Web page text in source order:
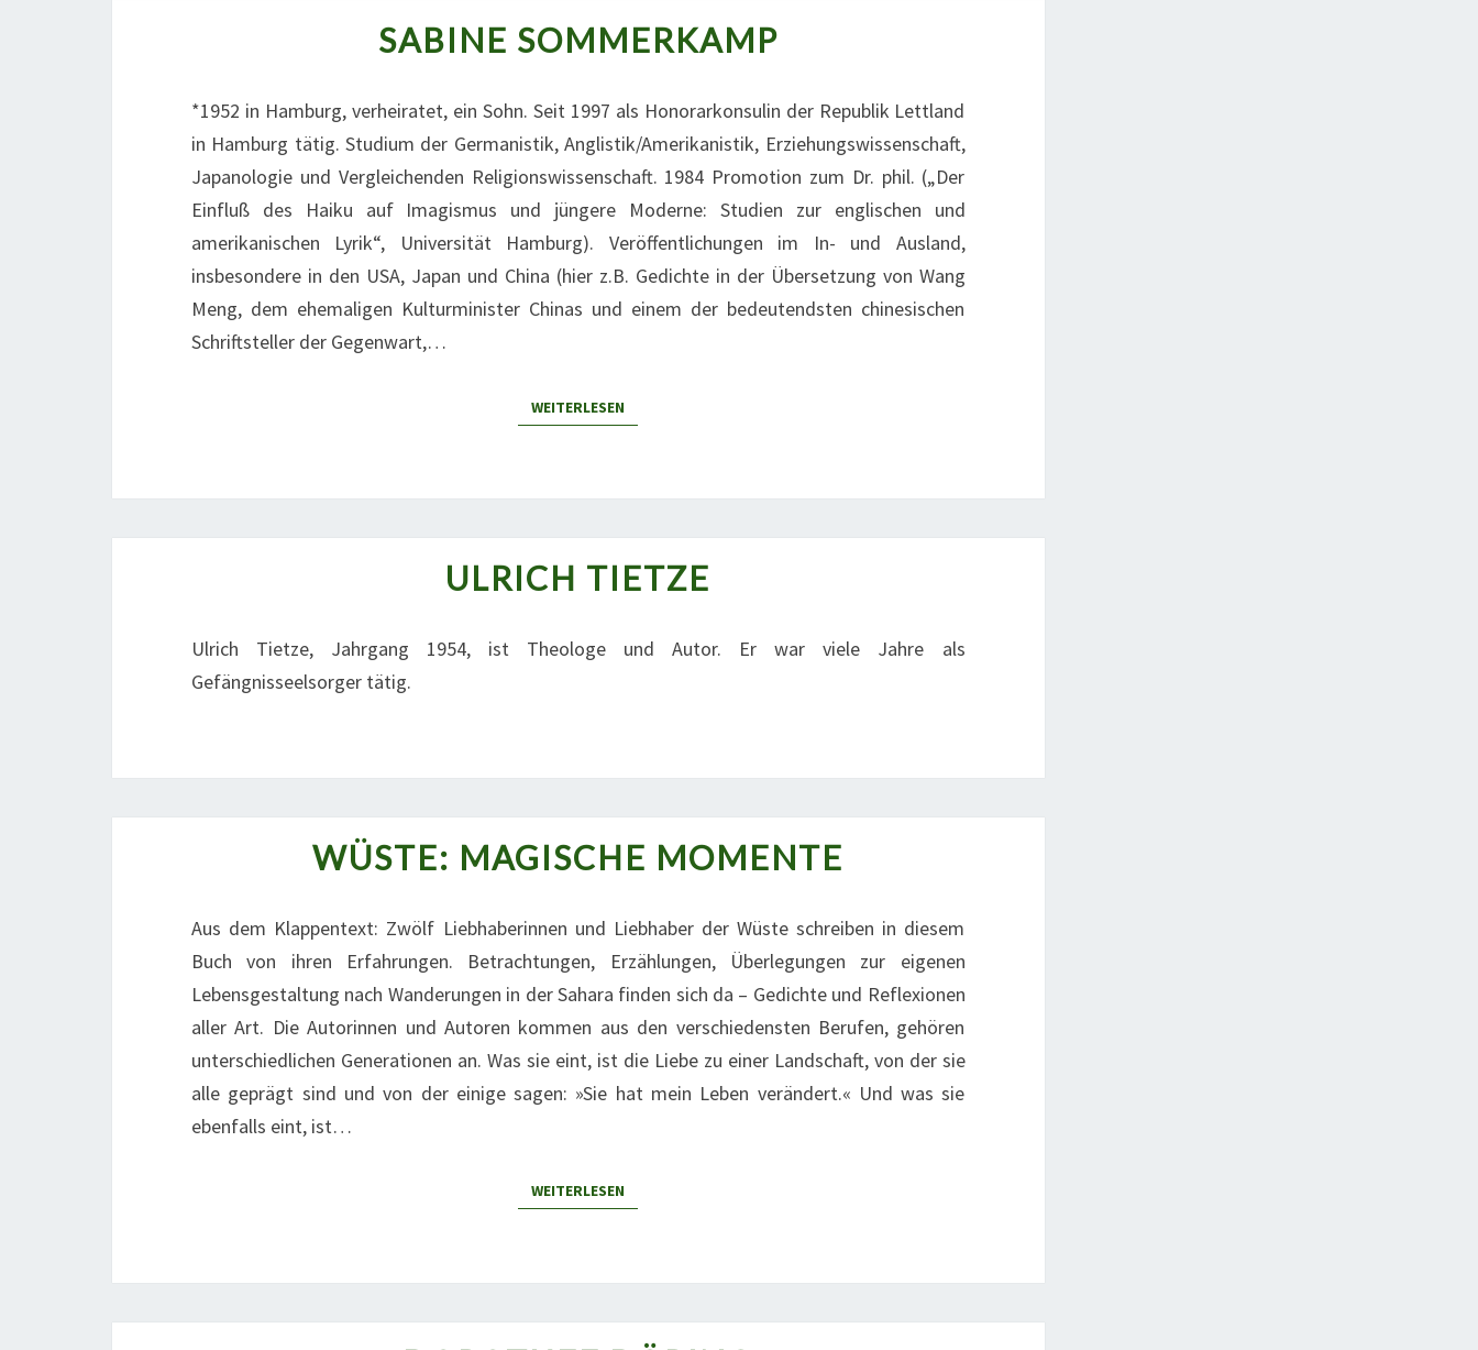
SABINE
SABINE SOMMERKAMP
*1952 in Hamburg, verheiratet, ein Sohn. Seit 1997 als Honorarkonsulin der Republik Lettland
in Hamburg tätig. Studium der Germanistik, Anglistik/Amerikanistik, Erziehungswissenschaft,
Japanologie und Vergleichenden Religionswissenschaft. 1984 Promotion zum Dr. phil. („Der
Einfluß des Haiku auf Imagismus und jüngere Moderne: Studien zur englischen und
amerikanischen Lyrik“, Universität Hamburg). Veröffentlichungen im In- und Ausland,
insbesondere in den USA, Japan und China (hier z.B. Gedichte in der Übersetzung von Wang
Meng, dem ehemaligen Kulturminister Chinas und einem der bedeutendsten chinesischen
Schriftsteller der Gegenwart,…
WEITERLESEN
ULRICH
ULRICH TIETZE
Ulrich Tietze, Jahrgang 1954, ist Theologe und Autor. Er war viele Jahre als
Gefängnisseelsorger tätig.
WÜSTE:
MOMENTE
WÜSTE: MAGISCHE MOMENTE
Aus dem Klappentext: Zwölf Liebhaberinnen und Liebhaber der Wüste schreiben in diesem
Buch von ihren Erfahrungen. Betrachtungen, Erzählungen, Überlegungen zur eigenen
Lebensgestaltung nach Wanderungen in der Sahara finden sich da – Gedichte und Reflexionen
aller Art. Die Autorinnen und Autoren kommen aus den verschiedensten Berufen, gehören
unterschiedlichen Generationen an. Was sie eint, ist die Liebe zu einer Landschaft, von der sie
alle geprägt sind und von der einige sagen: »Sie hat mein Leben verändert.« Und was sie
ebenfalls eint, ist…
WEITERLESEN